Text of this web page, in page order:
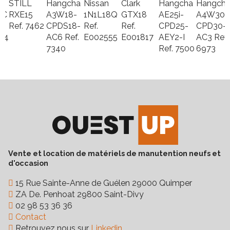
route, TDL (déplacement
latéral), Feu à éclat
Type de pneu
Plein souple non marquant
Longueur des fourches
Hauteur de mât abaissé
2 560 mm
STILL
RXE15
Ref. 7462
Hangcha
A3W18-
CPDS18-
AC6 Ref.
7340
Nissan
1N1L18Q
Ref.
E002555
Clark
GTX18
Ref.
E001817
Hangcha
AE25i-
CPD25-
AEY2-I
Ref. 7500
Hangcha
A4W30-
CPD30-
AC3 Ref.
6973
Vente et location de matériels de manutention neufs et
d'occasion
15 Rue Sainte-Anne de Guélen 29000 Quimper
ZA De. Penhoat 29800 Saint-Divy
02 98 53 36 36
Contact